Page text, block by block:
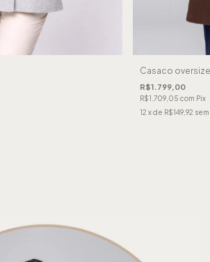
Casaco
R$1.799,00
R$1.709,05 com Pix
12 x de R$149,92